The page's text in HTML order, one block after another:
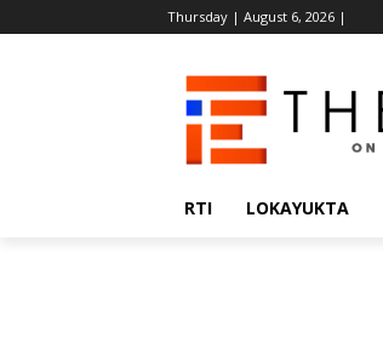
Thursday | August 6, 2026 |
RTI LOKAYUKTA